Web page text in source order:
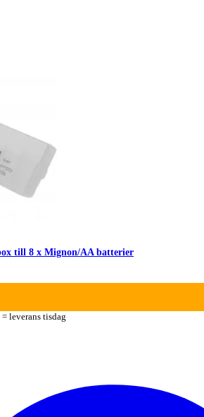
till 8 x Mignon/AA batterier
leverans tisdag